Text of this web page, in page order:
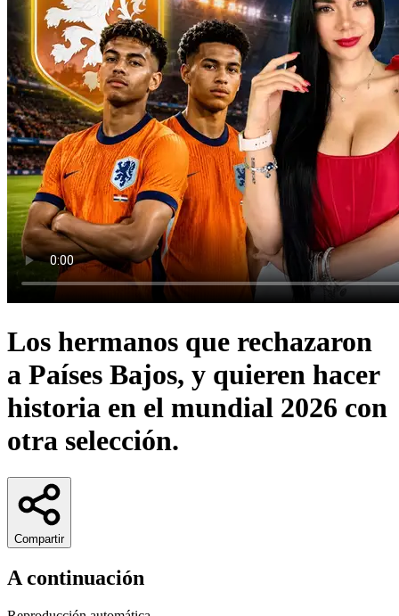
Los hermanos que rechazaron
a Países Bajos, y quieren hacer
historia en el mundial 2026 con
otra selección.
Compartir
A continuación